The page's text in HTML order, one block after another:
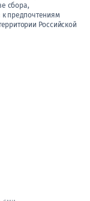
сбора,
к предпочтениям
Российской